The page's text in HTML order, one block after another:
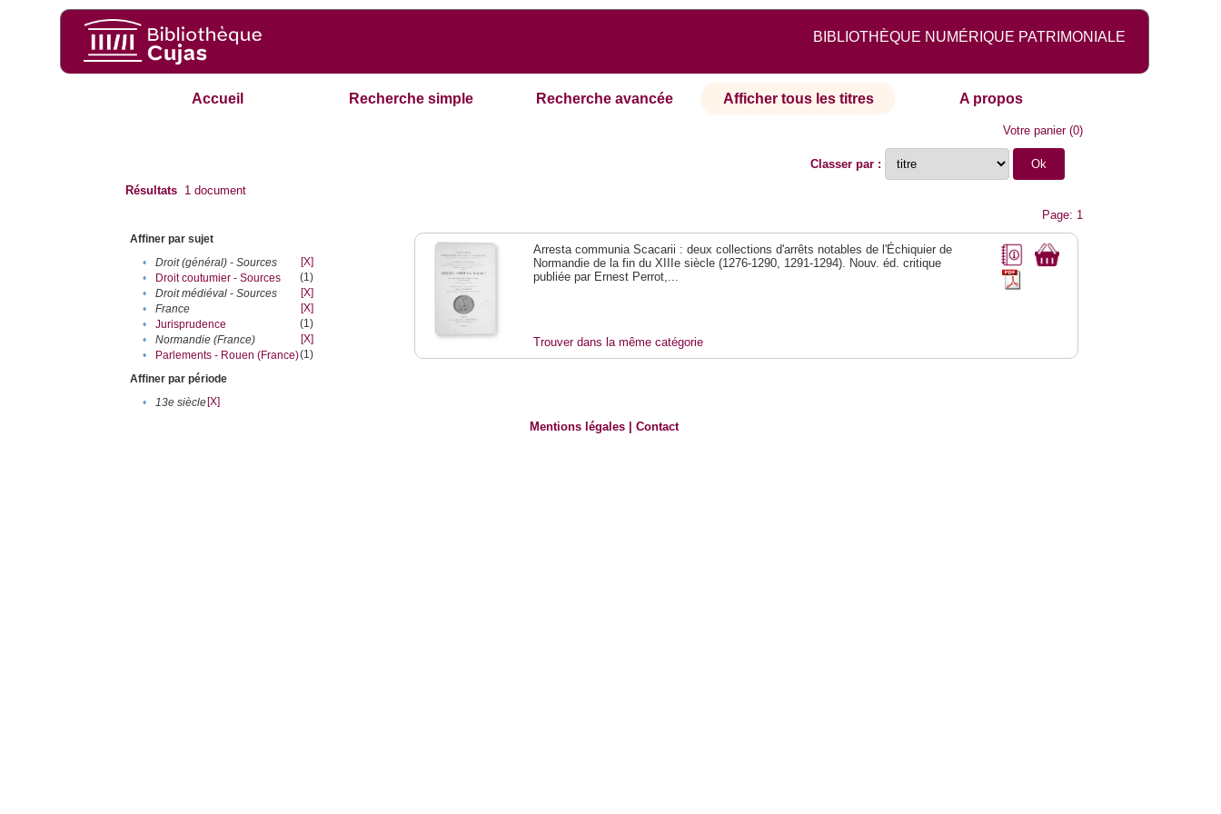
BIBLIOTHÈQUE NUMÉRIQUE PATRIMONIALE
Accueil Recherche simple Recherche avancée Afficher tous les titres A propos
Votre panier(0)
Classer par :
Résultats 1 document
Page: 1
Affiner par sujet
•
Droit (général) - Sources
[X]
•
Droit coutumier - Sources
(1)
•
Droit médiéval - Sources
[X]
•
France
[X]
•
Jurisprudence
(1)
•
Normandie (France)
[X]
•
Parlements - Rouen (France)(1)
Affiner par période
•
13e siècle[X]
Arresta communia Scacarii : deux collections d'arrêts notables de l'Échiquier de
Normandie de la fin du XIIIe siècle (1276-1290, 1291-1294). Nouv. éd. critique
publiée par Ernest Perrot,...
Trouver dans la même catégorie
Mentions légales |Contact